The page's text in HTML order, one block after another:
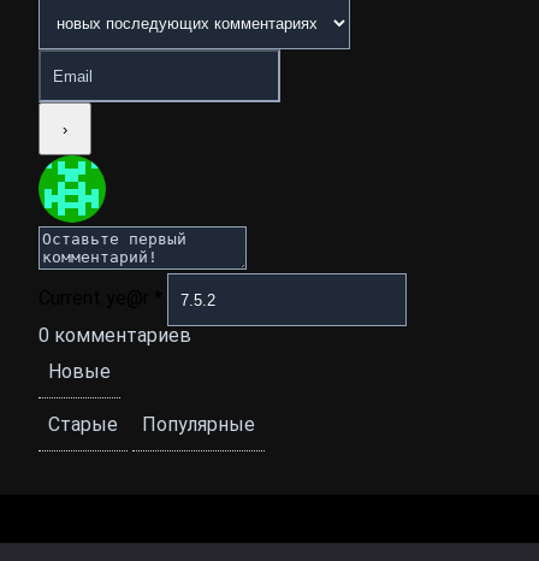
0 комментариев
Новые
Старые Популярные